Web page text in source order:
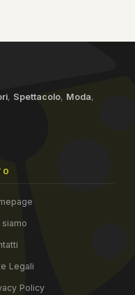
, Spettacolo, Moda,
siamo
Legali
Policy